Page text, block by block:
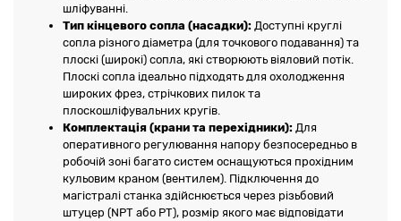
шліфуванні.
Тип кінцевого сопла (насадки): Доступні круглі
сопла різного діаметра (для точкового подавання) та
плоскі (широкі) сопла, які створюють віяловий потік.
Плоскі сопла ідеально підходять для охолодження
широких фрез, стрічкових пилок та
плоскошліфувальних кругів.
Комплектація (крани та перехідники): Для
оперативного регулювання напору безпосередньо в
робочій зоні багато систем оснащуються прохідним
кульовим краном (вентилем). Підключення до
магістралі станка здійснюється через різьбовий
штуцер (NPT або PT), розмір якого має відповідати